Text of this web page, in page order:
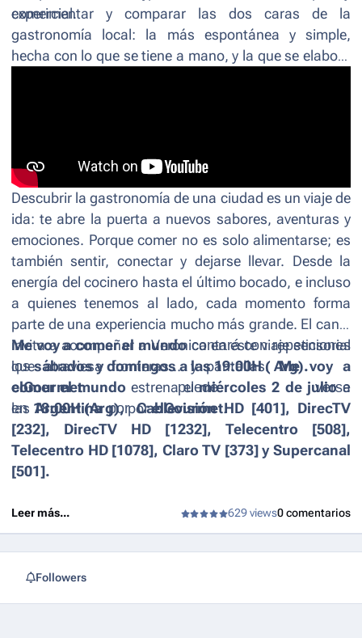
comercial.
experimentar y comparar las dos caras de la
gastronomía local: la más espontánea y simple,
hecha con lo que se tiene a mano, y la que se elabora
Descubrir la gastronomía de una ciudad es un viaje de
ida: te abre la puerta a nuevos sabores, aventuras y
emociones. Porque comer no es solo alimentarse; es
también sentir, conectar y dejarse llevar. Desde la
energía del cocinero hasta el último bocado, e incluso
a quienes tenemos al lado, cada momento forma
parte de una experiencia mucho más grande. El canal
invita a acompañar a Verónica en este viaje sensorial
que atraviesa fronteras… y pantallas.Me voy a
comer el mundo estrena elmiércoles 2 de julioa
las 18:00H (Arg),porelGourmet.
Me voy a comer el mundocontará con repeticiones
lossábados y domingos a las 19:00H ( Arg).
elGourmetpuede verse
enArgentinaporCablevisión HD [401], DirecTV
[232], DirecTV HD [1232], Telecentro [508],
Telecentro HD [1078], Claro TV [373] y Supercanal
[501].
Leer más... 629 views0 comentarios
Followers